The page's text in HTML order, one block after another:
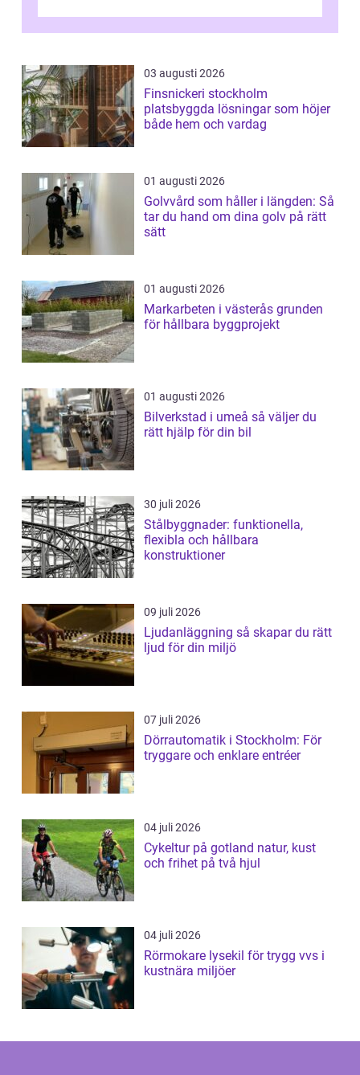
03 augusti 2026
Finsnickeri stockholm
platsbyggda lösningar som höjer
både hem och vardag
01 augusti 2026
Golvvård som håller i längden: Så
tar du hand om dina golv på rätt
sätt
01 augusti 2026
Markarbeten i västerås grunden
för hållbara byggprojekt
01 augusti 2026
Bilverkstad i umeå så väljer du
rätt hjälp för din bil
30 juli 2026
Stålbyggnader: funktionella,
flexibla och hållbara
konstruktioner
09 juli 2026
Ljudanläggning så skapar du rätt
ljud för din miljö
07 juli 2026
Dörrautomatik i Stockholm: För
tryggare och enklare entréer
04 juli 2026
Cykeltur på gotland natur, kust
och frihet på två hjul
04 juli 2026
Rörmokare lysekil för trygg vvs i
kustnära miljöer